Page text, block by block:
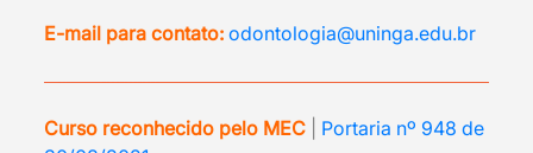
E-mail para contato:odontologia@uninga.edu.br
Curso reconhecido pelo MEC
Portaria nº 948 de